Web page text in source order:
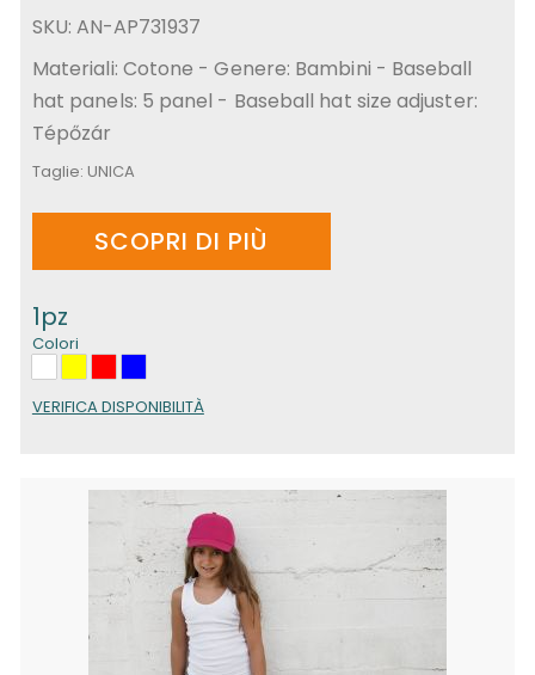
SKU: AN-AP731937
Materiali: Cotone - Genere: Bambini - Baseball
hat panels: 5 panel - Baseball hat size adjuster:
Tépőzár
Taglie: UNICA
SCOPRI DI PIÙ
1pz
Colori
VERIFICA DISPONIBILITÀ